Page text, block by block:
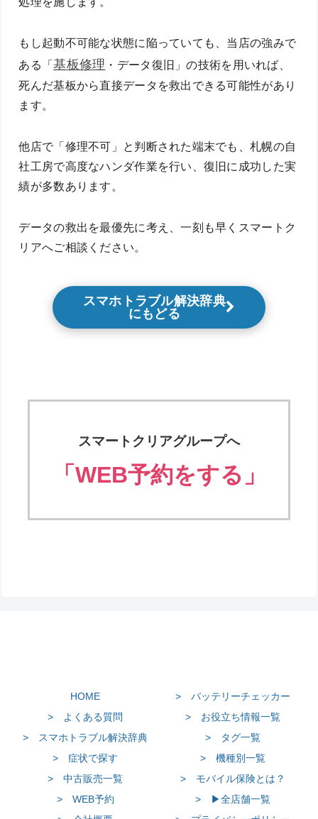
もし起動不可能な状態に陥っていても、当店の強みで
ある「基板修理 ・データ復旧」の技術を用いれば、
死んだ基板から直接データを救出できる可能性があり
ます。
他店で「修理不可」と判断された端末でも、札幌の自
社工房で高度なハンダ作業を行い、復旧に成功した実
績が多数あります。
データの救出を最優先に考え、一刻も早くスマートク
リアへご相談ください。
スマホトラブル解決辞典
にもどる
スマートクリアグループへ
「WEB予約をする」
HOME
> バッテリーチェッカー
> よくある質問
> お役立ち情報一覧
> スマホトラブル解決辞典
> タグ一覧
> 症状で探す
> 機種別一覧
> 中古販売一覧
> モバイル保険とは？
> WEB予約
> ▶全店舗一覧